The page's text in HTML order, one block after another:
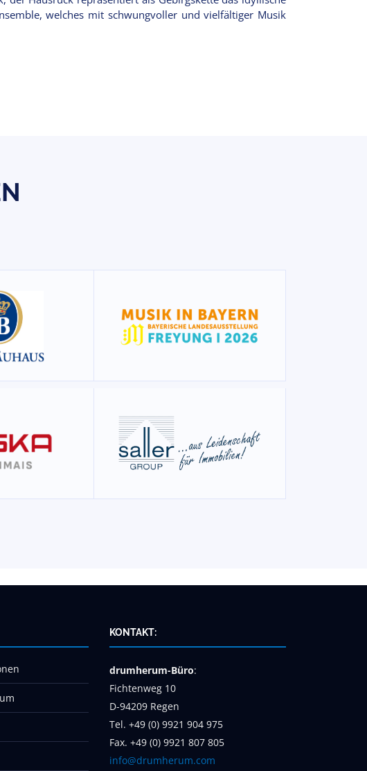
welches mit schwungvoller und vielfältiger Musik
KONTAKT:
drumherum-Büro:
Fichtenweg 10
D-94209 Regen
Tel. +49 (0) 9921 904 975
Fax. +49 (0) 9921 807 805
info@drumherum.com